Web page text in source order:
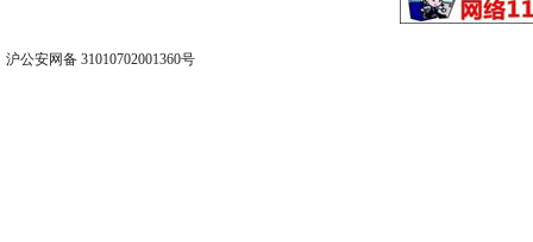
沪公安网备 31010702001360号